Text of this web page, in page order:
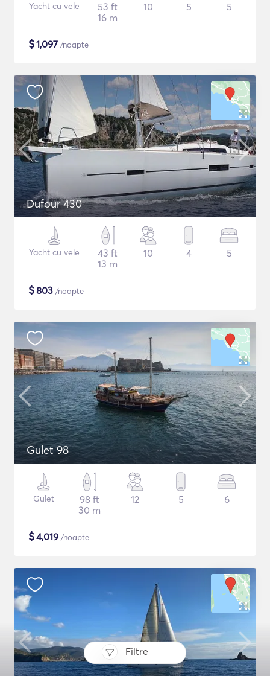
Filtre
Yacht cu vele
53 ft
16 m
10 5 5
$1,097 /noapte
Dufour 430
Yacht cu vele
43 ft
13 m
10 4 5
$803 /noapte
Gulet 98
Gulet
98 ft
30 m
12 5 6
$4,019 /noapte